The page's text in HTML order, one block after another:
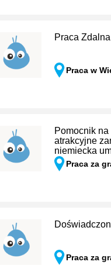
Praca Zdalna
Praca w
Pomocnik
atrakcyjne
niemiecka
Praca za
Praca za